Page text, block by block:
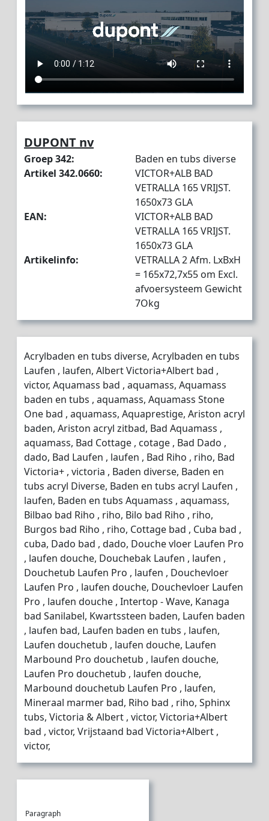
DUPONT nv
Groep 342:
Baden en tubs diverse
Artikel 342.0660:
VICTOR+ALB BAD
VETRALLA 165 VRIJST.
1650x73 GLA
EAN:
VICTOR+ALB BAD
VETRALLA 165 VRIJST.
1650x73 GLA
Artikelinfo:
VETRALLA 2 Afm. LxBxH
= 165x72,7x55 om Excl.
afvoersysteem Gewicht
7Okg
Acrylbaden en tubs diverse, Acrylbaden en tubs
Laufen , laufen, Albert Victoria+Albert bad ,
victor, Aquamass bad , aquamass, Aquamass
baden en tubs , aquamass, Aquamass Stone
One bad , aquamass, Aquaprestige, Ariston acryl
baden, Ariston acryl zitbad, Bad Aquamass ,
aquamass, Bad Cottage , cotage , Bad Dado ,
dado, Bad Laufen , laufen , Bad Riho , riho, Bad
Victoria+ , victoria , Baden diverse, Baden en
tubs acryl Diverse, Baden en tubs acryl Laufen ,
laufen, Baden en tubs Aquamass , aquamass,
Bilbao bad Riho , riho, Bilo bad Riho , riho,
Burgos bad Riho , riho, Cottage bad , Cuba bad ,
cuba, Dado bad , dado, Douche vloer Laufen Pro
, laufen douche, Douchebak Laufen , laufen ,
Douchetub Laufen Pro , laufen , Douchevloer
Laufen Pro , laufen douche, Douchevloer Laufen
Pro , laufen douche , Intertop - Wave, Kanaga
bad Sanilabel, Kwartssteen baden, Laufen baden
, laufen bad, Laufen baden en tubs , laufen,
Laufen douchetub , laufen douche, Laufen
Marbound Pro douchetub , laufen douche,
Laufen Pro douchetub , laufen douche,
Marbound douchetub Laufen Pro , laufen,
Mineraal marmer bad, Riho bad , riho, Sphinx
tubs, Victoria & Albert , victor, Victoria+Albert
bad , victor, Vrijstaand bad Victoria+Albert ,
victor,
Paragraph